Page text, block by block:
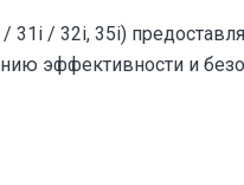
31i / 32i, 35i)
эффективности и